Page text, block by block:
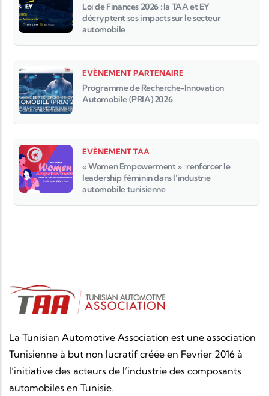
Loi de Finances 2026 : la TAA et EY
décryptent ses impacts sur le secteur
automobile
EVÈNEMENT PARTENAIRE
Programme de Recherche-Innovation
Automobile (PRIA) 2026
EVÈNEMENT TAA
« Women Empowerment » : renforcer le
leadership féminin dans l’industrie
automobile tunisienne
La Tunisian Automotive Association est une association
Tunisienne à but non lucratif créée en Fevrier 2016 à
l’initiative des acteurs de l’industrie des composants
automobiles en Tunisie.